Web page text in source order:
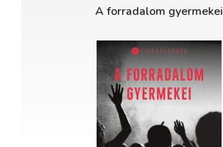
A forradalom gyermekei